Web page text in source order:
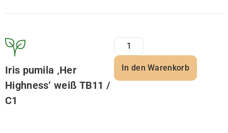
Iris pumila ‚Her
Highness‘ weiß TB11 /
C1
In den Warenkorb